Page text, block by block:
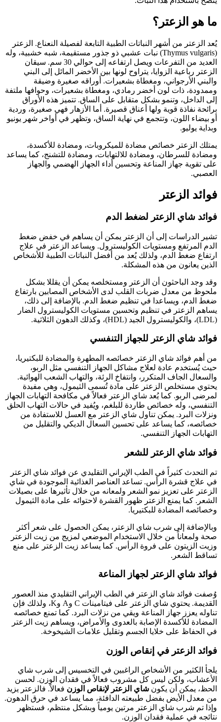
ما هو الزعتر؟
يُعد الزعتر من أشهر النباتات الطبية التابعة لفصيلة النعناع. الزعتر
(Thymus vulgaris) نبات عشبي ذو جذور مستقيمة، شبه خشبية، وله
العديد من التفرعات ويصل ارتفاعه إلى حوالي 30 سم. سيقان
الزعتر رباعية الزوايا، يتراوح لونها بين الأخضر المائل إلى البني
والبني الأرجواني، ومغطاة بشعيرات. أوراقه صغيرة وضيقة
وممدودة، ذات لون أخضر رمادي، ومغطاة بشعيرات، وحوافها ملتفة
إلى الداخل، وتنمو بشكل متقابل على الساق. تتميز هذه الأوراق
برائحة نفاذة قوية ولها أعناق قصيرة. أما الأزهار فهي صغيرة، وردية
أو بيضاء اللون، وتتجمع في نهاية الساق، وتظهر في أواخر شهر يونيو
وبداية يوليو.
يمتلك الزعتر خصائص مضادة للميكروبات، ومضادة للأكسدة،
ومضادة للسرطان، ومضادة للالتهابات، ومضادة للتشنج، كما يساعد
على تقوية جهاز المناعة وتحسين أداء الجهاز الهضمي والجهاز
العصبي.
فوائد الزعتر
فوائد شاي الزعتر لضغط الدم
تشير الدراسات إلى أن الزعتر يمكن أن يساهم في خفض ضغط
الدم المرتفع ومستويات الكوليسترول. ويساعد الزعتر في علاج
ارتفاع ضغط الدم، ولذلك يُعد من أفضل النباتات الطبية للأشخاص
الذين يعانون من هذه المشكلة.
وقد وجد الباحثون أن الزعتر ومستخلصه يمكن أن يقللا بشكل
ملحوظ من معدل ضربات القلب لدى الأشخاص المصابين بارتفاع
ضغط الدم، ويساعدا في تنظيم ضغط الدم. بالإضافة إلى ذلك،
يساهم الزعتر في تنظيم وتحسين مستويات الكوليسترول الضار
(LDL)، والكوليسترول الجيد (HDL)، وكذلك الدهون الثلاثية.
فوائد شاي الزعتر للجهاز التنفسي
من أهم فوائد شاي الزعتر خصائصه المطهرة والمضادة للبكتيريا،
حيث يُستخدم عادة لعلاج مشاكل الجهاز التنفسي مثل الربو،
والسعال الجاف المتكرر، وانتفاخ الرئة، والتهاب الشعب الهوائية.
يحتوي مستخلص الزعتر على مادة تُسمى الثيمول، وهي مفيدة
لمرضى الربو. كما يُعد شاي الزعتر فعالاً في مكافحة التهابات الجهاز
التنفسي، وله خصائص طاردة للبلغم، ويُفيد في حالات التهاب الحلق
ونزلات البرد. يمكن تناول شاي الزعتر مع العسل للاستفادة من
خصائصه، كما يساعد على تحسين السعال الديكي والتقليل من
التهابات الجهاز التنفسي.
فوائد شاي الزعتر للشعر
تم التحدث كثيراً في الطب الإيراني التقليدي عن فوائد شاي الزعتر
في علاج قشرة الرأس. تساعد العناصر الغذائية الموجودة في شاي
الزعتر على تعزيز نمو الشعر ولمعانه من خلال تأثيرها على بصيلات
الشعر. كما يمنع الزعتر ظهور القشرة لاحتوائه على مادة الثيمول
وخصائصه المضادة للبكتيريا.
وبالإضافة إلى شرب شاي الزعتر، يمكن الحصول على شعر أكثر
صحة ولمعاناً من خلال الاستخدام الموضعي لمزيج من زيت الزعتر
وزيت الزيتون على فروة الرأس. كما يساعد زيت الزعتر على منع
تساقط الشعر.
فوائد شاي الزعتر لجهاز المناعة
وُصفت فوائد شاي الزعتر في الطب الإيراني التقليدي منذ العصور
القديمة. يحتوي شاي الزعتر على فيتامينات C وA وK، ولذلك فإن
تناوله يعزز جهاز المناعة ويقي من نزلات البرد. كما تمنع خصائصه
المضادة للأكسدة الإصابة بالعدوى والأمراض، ويساهم زيت الزعتر
في الحفاظ على خلايا الجسم وتقليل علامات الشيخوخة.
فوائد الزعتر في إنقاص الوزن
يلجأ الكثير من الأشخاص الراغبين في التخسيس إلى شرب شاي
الأعشاب، ولكن ليس كل مشروب فعالاً في فقدان الوزن. لحسن
الحظ، يمكن أن يكون شاي الزعتر لإنقاص الوزن فعالاً. فالزعتر يزيد
من معدل الأيض بفضل طبيعته الدافئة، مما يساعد في حرق الدهون.
وإذا تم شرب شاي الزعتر مرتين يومياً وبشكل منتظم، فستظهر
نتائجه في عملية فقدان الوزن.